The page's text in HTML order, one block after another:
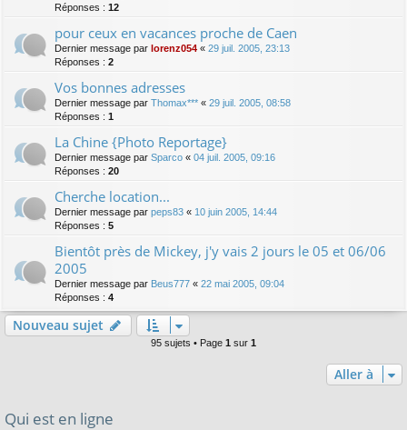
Réponses : 12
pour ceux en vacances proche de Caen
Dernier message par lorenz054 « 29 juil. 2005, 23:13
Réponses : 2
Vos bonnes adresses
Dernier message par Thomax*** « 29 juil. 2005, 08:58
Réponses : 1
La Chine {Photo Reportage}
Dernier message par Sparco « 04 juil. 2005, 09:16
Réponses : 20
Cherche location...
Dernier message par peps83 « 10 juin 2005, 14:44
Réponses : 5
Bientôt près de Mickey, j'y vais 2 jours le 05 et 06/06
2005
Dernier message par Beus777 « 22 mai 2005, 09:04
Réponses : 4
Nouveau sujet
95 sujets • Page 1 sur 1
Aller à
Qui est en ligne